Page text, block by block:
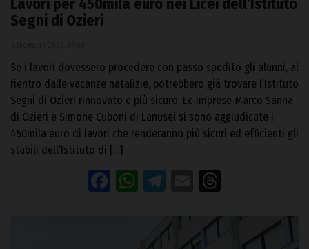
Lavori per 450mila euro nei Licei dell’Istituto
Segni di Ozieri
Se i lavori dovessero procedere con passo spedito gli alunni, al
rientro dalle vacanze natalizie, potrebbero già trovare l’Istituto
Segni di Ozieri rinnovato e più sicuro. Le imprese Marco Sanna
di Ozieri e Simone Cuboni di Lanusei si sono aggiudicate i
450mila euro di lavori che renderanno più sicuri ed efficienti gli
stabili dell’Istituto di […]
Facebook
WhatsApp
Telegram
Email